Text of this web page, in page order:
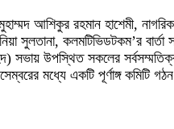
আশিকুর রহমান হাশেমী,
সুলতানা, কলমটিভিডটকম’র
সভায় উপস্থিত সকলের
মধ্যে একটি পূর্ণাঙ্গ কমিটি